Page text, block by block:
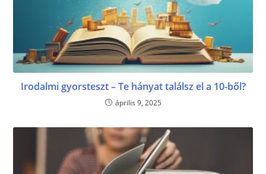
Irodalmi gyorsteszt – Te hányat találsz el a 10-ből?
április 9, 2025